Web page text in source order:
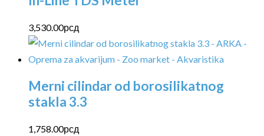
3,530.00рсд
Merni cilindar od borosilikatnog
stakla 3.3
1,758.00рсд